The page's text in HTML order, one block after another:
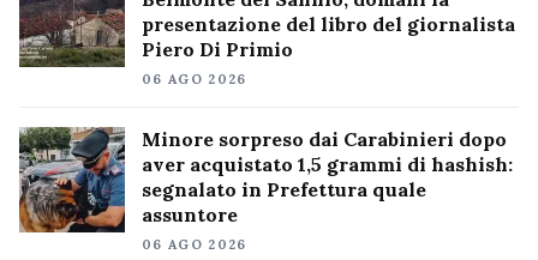
presentazione del libro del giornalista
Piero Di Primio
06 AGO 2026
Minore sorpreso dai Carabinieri dopo
aver acquistato 1,5 grammi di hashish:
segnalato in Prefettura quale
assuntore
06 AGO 2026